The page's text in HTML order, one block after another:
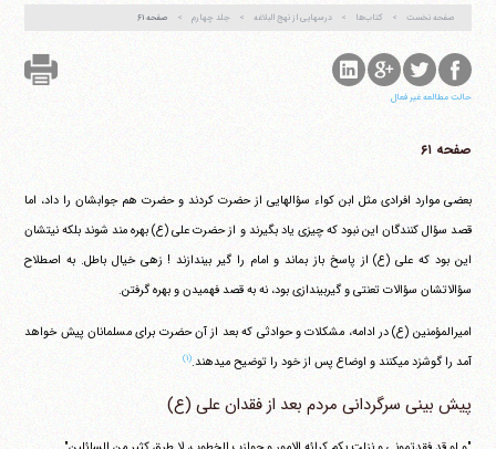
صفحه نخست کتاب‌ها درسهایی از نهج البلاغه جلد چهارم صفحه ۶۱
حالت مطالعه غیر فعال
صفحه ۶۱
بعضی موارد افرادی مثل ابن کواء سؤالهایی از حضرت کردند و حضرت هم جوابشان را داد، اما
قصد سؤال کنندگان این نبود که چیزی یاد بگیرند و از حضرت علی (ع) بهره مند شوند بلکه نیتشان
این بود که علی (ع) از پاسخ باز بماند و امام را گیر بیندازند ! زهی خیال باطل. به اصطلاح
سؤالاتشان سؤالات تعنتی و گیربیندازی بود، نه به قصد فهمیدن و بهره گرفتن.
امیرالمؤمنین (ع) در ادامه، مشکلات و حوادثی که بعد از آن حضرت برای مسلمانان پیش خواهد
آمد را گوشزد می‎کنند و اوضاع پس از خود را توضیح می‎دهند.
(۱)
پیش بینی سرگردانی مردم بعد از فقدان علی (ع)